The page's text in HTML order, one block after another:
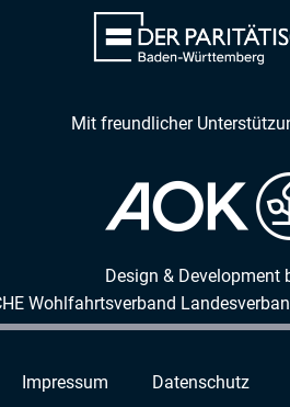
Mit freundlicher
Design & Development
Wohlfahrtsverband
Impressum Datenschutz